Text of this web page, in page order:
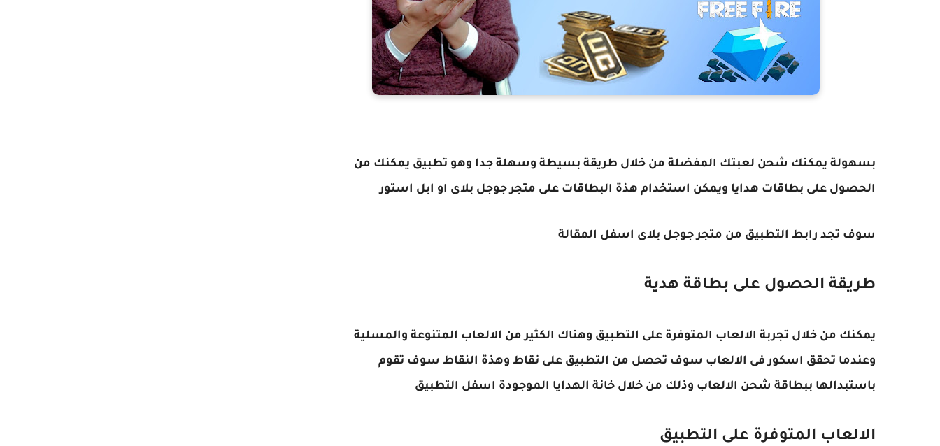
بسهولة يمكنك شحن لعبتك المفضلة من خلال طريقة بسيطة وسهلة جدا وهو تطبيق يمكنك من
الحصول على بطاقات هدايا ويمكن استخدام هذة البطاقات على متجر جوجل بلاى او ابل استور
سوف تجد رابط التطبيق من متجر جوجل بلاى اسفل المقالة
طريقة الحصول على بطاقة هدية
يمكنك من خلال تجربة الالعاب المتوفرة على التطبيق وهناك الكثير من الالعاب المتنوعة والمسلية
وعندما تحقق اسكور فى الالعاب سوف تحصل من التطبيق على نقاط وهذة النقاط سوف تقوم
باستبدالها ببطاقة شحن الالعاب وذلك من خلال خانة الهدايا الموجودة اسفل التطبيق
الالعاب المتوفرة على التطبيق